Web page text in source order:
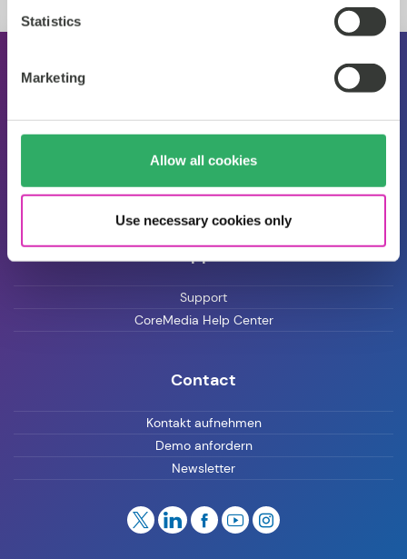
Statistics
Marketing
Allow all cookies
Use necessary cookies only
Veranstaltungen
Karriere
Support
Support
CoreMedia Help Center
Contact
Kontakt aufnehmen
Demo anfordern
Newsletter